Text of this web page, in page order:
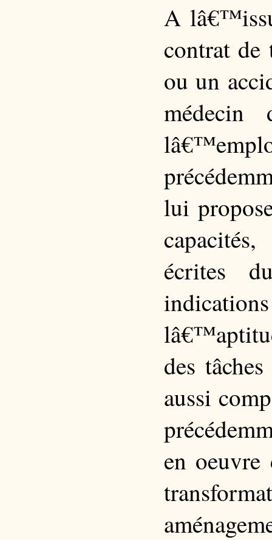
A
contrat de
ou un
médecin
lui
écrites
des
aussi
en oeuvre